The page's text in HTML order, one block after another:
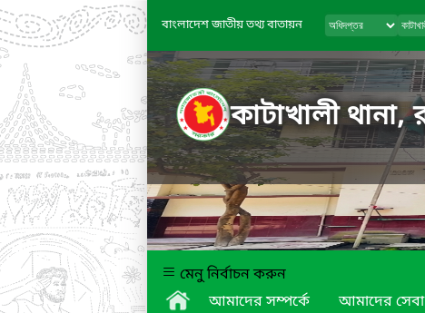
বাংলাদেশ জাতীয় তথ্য বাতায়ন
কাটাখালী
মেনু নির্বাচন করুন
আমাদের সম্পর্কে
আমাদের সেবা